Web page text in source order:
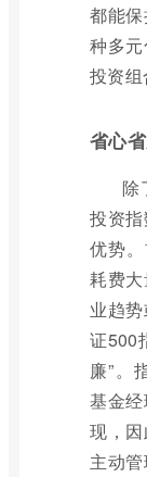
都能
种多
投资组
省心
除
投资
优势
耗费
业趋
证500
廉”。
基金
现，
主动